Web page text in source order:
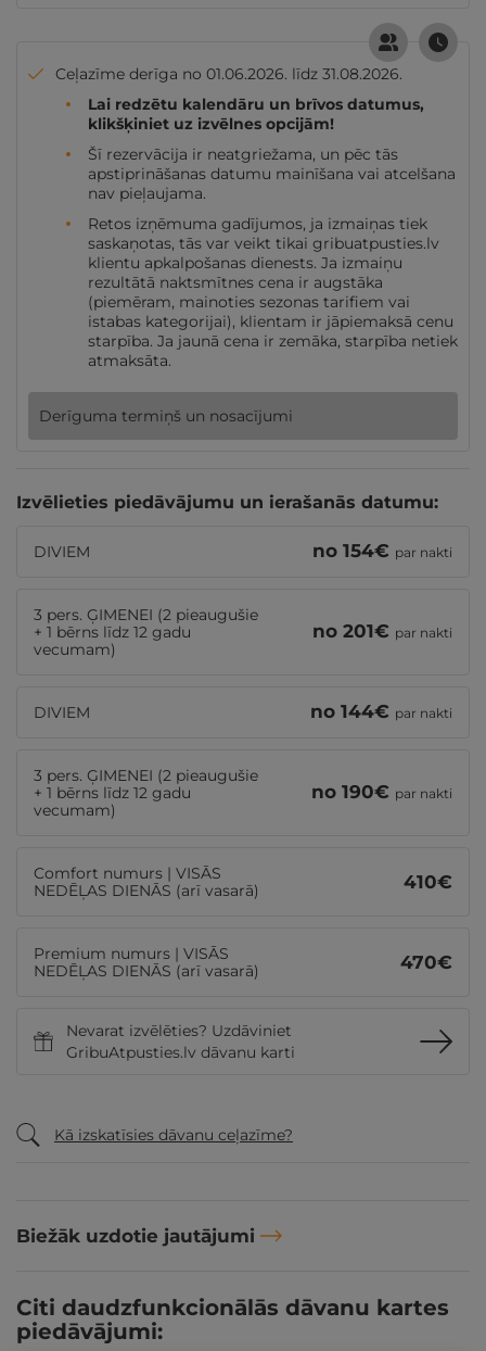
Ceļazīme derīga no 01.06.2026. līdz 31.08.2026.
Lai redzētu kalendāru un brīvos datumus,
klikšķiniet uz izvēlnes opcijām!
Šī rezervācija ir neatgriežama, un pēc tās
apstiprināšanas datumu mainīšana vai atcelšana
nav pieļaujama.
Retos izņēmuma gadījumos, ja izmaiņas tiek
saskaņotas, tās var veikt tikai gribuatpusties.lv
klientu apkalpošanas dienests. Ja izmaiņu
rezultātā naktsmītnes cena ir augstāka
(piemēram, mainoties sezonas tarifiem vai
istabas kategorijai), klientam ir jāpiemaksā cenu
starpība. Ja jaunā cena ir zemāka, starpība netiek
atmaksāta.
Derīguma termiņš un nosacījumi
Izvēlieties piedāvājumu un ierašanās datumu:
DIVIEM no 154€ par nakti
3 pers. ĢIMENEI (2 pieaugušie
+ 1 bērns līdz 12 gadu
vecumam)
no 201€ par nakti
DIVIEM no 144€ par nakti
3 pers. ĢIMENEI (2 pieaugušie
+ 1 bērns līdz 12 gadu
vecumam)
no 190€ par nakti
Comfort numurs | VISĀS
NEDĒĻAS DIENĀS (arī vasarā)
410€
Premium numurs | VISĀS
NEDĒĻAS DIENĀS (arī vasarā)
470€
Nevarat izvēlēties? Uzdāviniet
GribuAtpusties.lv dāvanu karti
Kā izskatīsies dāvanu ceļazīme?
Biežāk uzdotie jautājumi
Citi daudzfunkcionālās dāvanu kartes
piedāvājumi: